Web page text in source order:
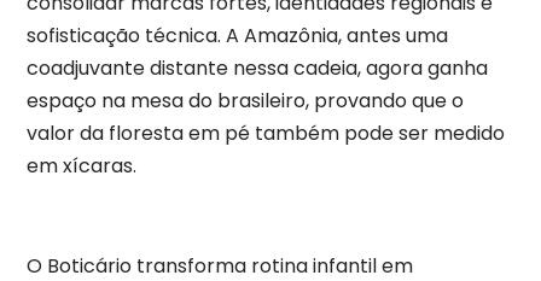
sofisticação técnica. A Amazônia, antes uma
coadjuvante distante nessa cadeia, agora ganha
espaço na mesa do brasileiro, provando que o
valor da floresta em pé também pode ser medido
em xícaras.
O Boticário transforma rotina infantil em